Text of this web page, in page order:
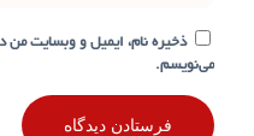
ذخیره نام، ایمیل و وبسایت من
می‌نویسم.